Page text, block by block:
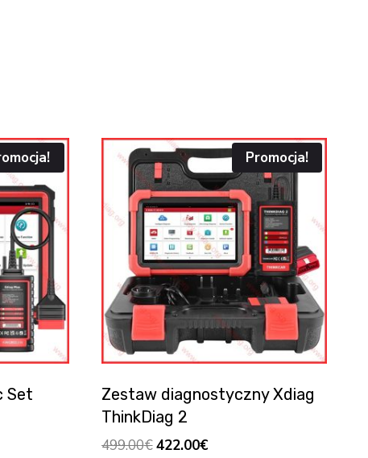
Set
Promocja!
Zestaw diagnostyczny Xdiag
ThinkDiag 2
499.00€Original
422.00€Current